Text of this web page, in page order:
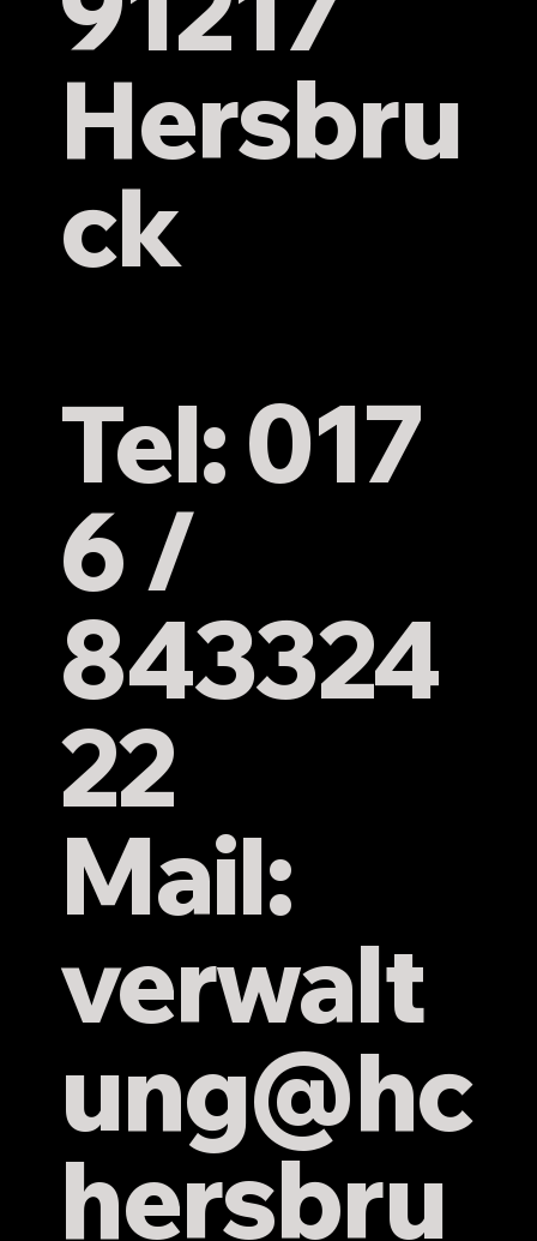
Hersbru
ck
Tel: 017
6 /
843324
22
Mail:
verwalt
ung@hc
hersbru